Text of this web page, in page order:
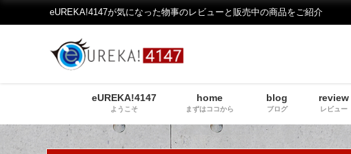
eUREKA!4147が気になった物事のレビューと販売中の商品をご紹介
eUREKA!4147
ようこそ
home
まずはココから
blog
ブログ
review
レビュー